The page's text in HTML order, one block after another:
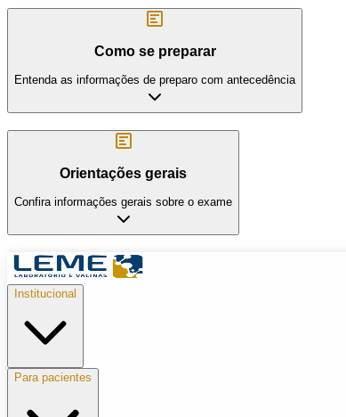
Como se preparar
Entenda as informações de preparo com antecedência
Orientações gerais
Confira informações gerais sobre o exame
Institucional
Para pacientes